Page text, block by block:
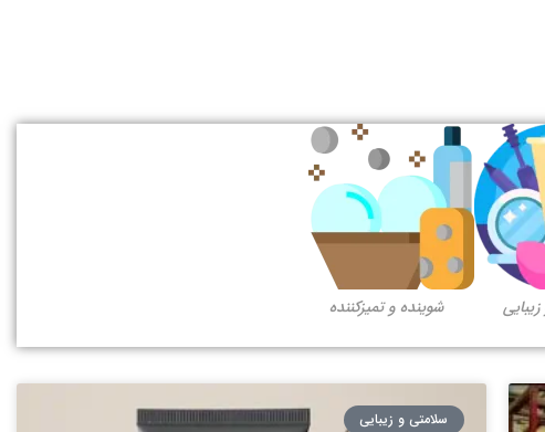
شوینده و تمیزکننده
سلامتی و زیبایی